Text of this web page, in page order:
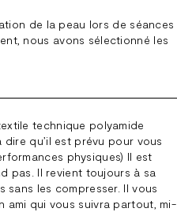
de la peau lors de séances
nous avons sélectionné les
technique polyamide
dire qu’il est prévu pour vous
physiques) Il est
pas. Il revient toujours à sa
sans les compresser. Il vous
ami qui vous suivra partout, mi-